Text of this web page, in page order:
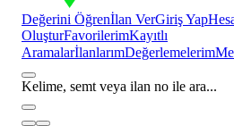
Değerini Öğrenİlan VerGiriş Yap
OluşturFavorilerimKayıtlı
AramalarİlanlarımDeğerlemelerim
Kelime, semt veya ilan no ile ara...